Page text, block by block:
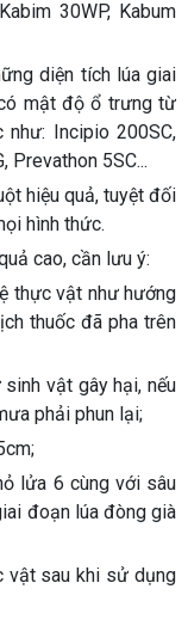
30WP, Kabum
diện tích lúa giai
mật độ ổ trưng từ
Incipio 200SC,
Prevathon 5SC...
hiệu quả, tuyệt đối
hình thức.
cao, cần lưu ý:
thực vật như hướng
thuốc đã pha trên
vật gây hại, nếu
phải phun lại;
lửa 6 cùng với sâu
đoạn lúa đòng già
vật sau khi sử dụng